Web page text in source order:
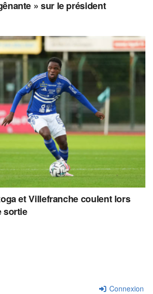
» sur le président
et Villefranche coulent lors
sortie
Connexion